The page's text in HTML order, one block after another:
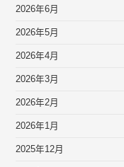
2026年6月
2026年5月
2026年4月
2026年3月
2026年2月
2026年1月
2025年12月